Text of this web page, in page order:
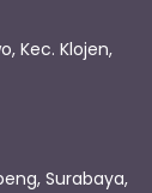
Kec. Klojen,
Surabaya,